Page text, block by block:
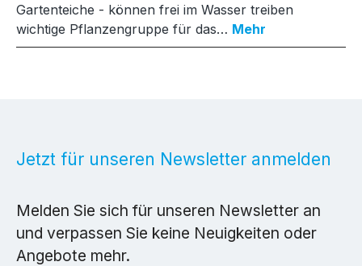
Gartenteiche - können frei im Wasser treiben
wichtige Pflanzengruppe für das… Mehr
Jetzt für unseren Newsletter anmelden
Melden Sie sich für unseren Newsletter an
und verpassen Sie keine Neuigkeiten oder
Angebote mehr.